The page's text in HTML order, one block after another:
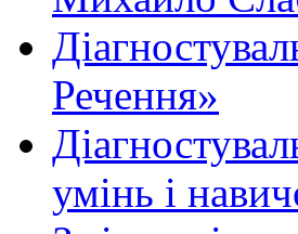
Речення»
умінь і